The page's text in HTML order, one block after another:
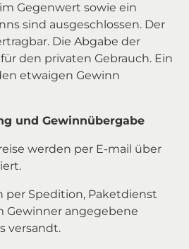
Gegenwert sowie ein
sind ausgeschlossen. Der
Die Abgabe der
den privaten Gebrauch. Ein
etwaigen Gewinn
und Gewinnübergabe
werden per E-mail über
per Spedition, Paketdienst
Gewinner angegebene
versandt.